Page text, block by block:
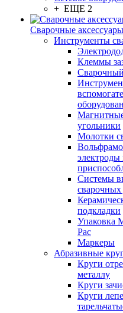
+ ЕЩЕ 2
Сварочные аксессуары
Инструменты
Клеммы
угольники
Молотки
электроды
Системы
подкладки
Упаковка
Pac
Маркеры
Абразивные
Круги
металлу
Круги
Круги